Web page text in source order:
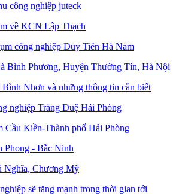
công nghiệp juteck
về KCN Lập Thạch
công nghiệp Duy Tiên Hà Nam
Bình Phương, Huyện Thường Tín, Hà Nội
Nhơn và những thông tin cần biết
nghiệp Tràng Duệ Hải Phòng
Cầu Kiền-Thành phố Hải Phòng
Phong - Bắc Ninh
Nghĩa, Chương Mỹ
sẽ tăng mạnh trong thời gian tới